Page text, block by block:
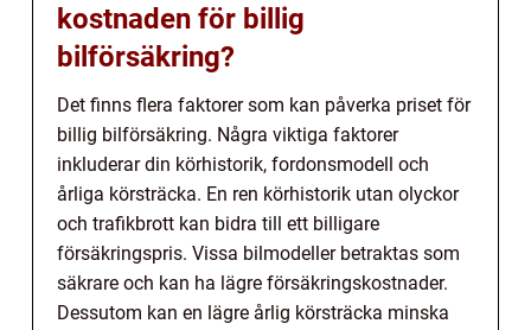
kostnaden för billig
bilförsäkring?
Det finns flera faktorer som kan påverka priset för
billig bilförsäkring. Några viktiga faktorer
inkluderar din körhistorik, fordonsmodell och
årliga körsträcka. En ren körhistorik utan olyckor
och trafikbrott kan bidra till ett billigare
försäkringspris. Vissa bilmodeller betraktas som
säkrare och kan ha lägre försäkringskostnader.
Dessutom kan en lägre årlig körsträcka minska